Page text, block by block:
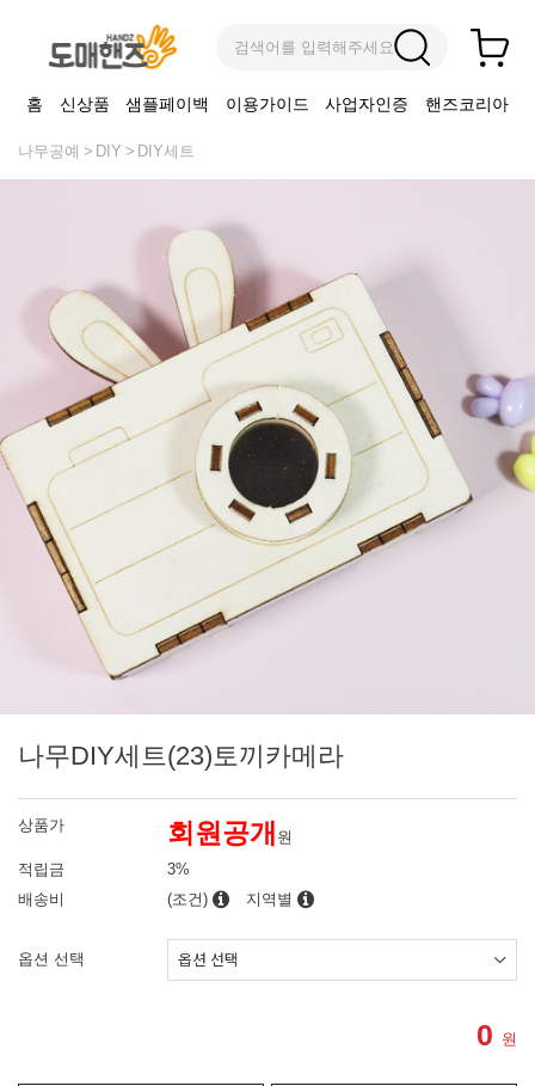
검색어를 입력해주세요
홈 신상품 샘플페이백 이용가이드 사업자인증 핸즈코리아
나무공예 DIY DIY세트
나무DIY세트(23)토끼카메라
상품가 회원공개 원
적립금
3%
배송비
(조건) 지역별
옵션 선택
0 원